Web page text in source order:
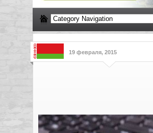
19 февраля, 2015